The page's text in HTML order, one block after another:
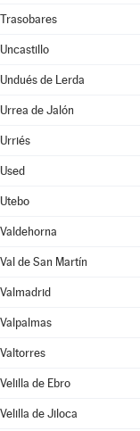
Trasobares
Uncastillo
Undués de Lerda
Urrea de Jalón
Urriés
Used
Utebo
Valdehorna
Val de San Martín
Valmadrid
Valpalmas
Valtorres
Velilla de Ebro
Velilla de Jiloca